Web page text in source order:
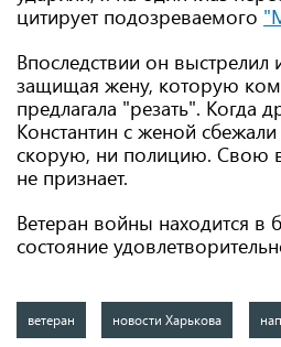
цитирует подозреваемого
Впоследствии он выстрелил
защищая жену, которую
предлагала "резать". Когда
Константин с женой
скорую, ни полицию. Свою
не признает.
Ветеран войны находится в
состояние
ветеран новости Харькова